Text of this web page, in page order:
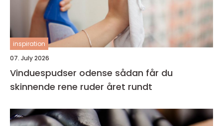
inspiration
07. July 2026
Vinduespudser odense sådan får du
skinnende rene ruder året rundt